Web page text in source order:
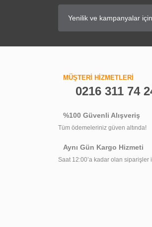
MÜŞTERİ HİZMETLERİ
0216 311 74
%100 Güvenli Alışveriş
Tüm ödemeleriniz güven altında!
Aynı Gün Kargo Hizmeti
Saat 12:00’a kadar olan siparişler